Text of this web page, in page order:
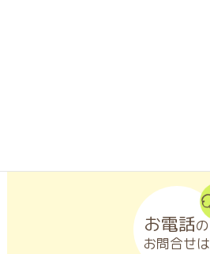
お電話の
お問合せは